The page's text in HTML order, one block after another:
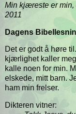
Min kjæreste er min,
2011
Dagens
Det er godt å høre
kjærlighet kaller
kalle noen for min.
elskede, mitt barn.
ham min frelser.
Dikteren vitner: